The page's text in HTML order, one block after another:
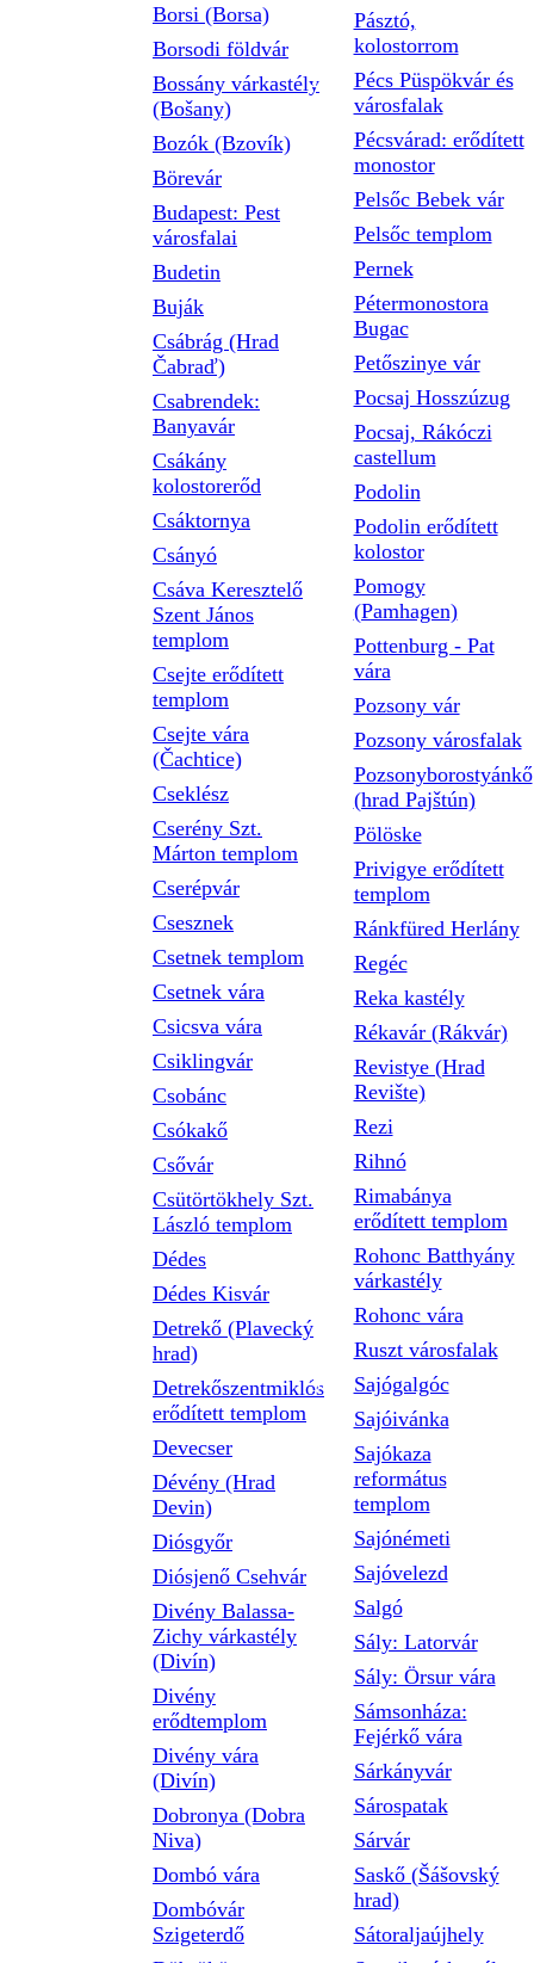
Borsi (Borsa)
Borsodi földvár
Bossány várkastély
(Bošany)
Bozók (Bzovík)
Börevár
Budapest: Pest
városfalai
Budetin
Buják
Csábrág (Hrad
Čabraď)
Csabrendek:
Banyavár
Csákány
kolostorerőd
Csáktornya
Csányó
Csáva Keresztelő
Szent János
templom
Csejte erődített
templom
Csejte vára
(Čachtice)
Cseklész
Cserény Szt.
Márton templom
Cserépvár
Csesznek
Csetnek templom
Csetnek vára
Csicsva vára
Csiklingvár
Csobánc
Csókakő
Csővár
Csütörtökhely Szt.
László templom
Dédes
Dédes Kisvár
Detrekő (Plavecký
hrad)
Detrekőszentmiklós
erődített templom
Devecser
Dévény (Hrad
Devin)
Diósgyőr
Diósjenő Csehvár
Divény Balassa-
Zichy várkastély
(Divín)
Divény
erődtemplom
Divény vára
(Divín)
Dobronya (Dobra
Niva)
Dombó vára
Dombóvár
Szigeterdő
Pásztó,
kolostorrom
Pécs Püspökvár és
városfalak
Pécsvárad: erődített
monostor
Pelsőc Bebek vár
Pelsőc templom
Pernek
Pétermonostora
Bugac
Petőszinye vár
Pocsaj Hosszúzug
Pocsaj, Rákóczi
castellum
Podolin
Podolin erődített
kolostor
Pomogy
(Pamhagen)
Pottenburg - Pat
vára
Pozsony vár
Pozsony városfalak
Pozsonyborostyánkő
(hrad Pajštún)
Pölöske
Privigye erődített
templom
Ránkfüred Herlány
Regéc
Reka kastély
Rékavár (Rákvár)
Revistye (Hrad
Revište)
Rezi
Rihnó
Rimabánya
erődített templom
Rohonc Batthyány
várkastély
Rohonc vára
Ruszt városfalak
Sajógalgóc
Sajóivánka
Sajókaza
református
templom
Sajónémeti
Sajóvelezd
Salgó
Sály: Latorvár
Sály: Örsur vára
Sámsonháza:
Fejérkő vára
Sárkányvár
Sárospatak
Sárvár
Saskő (Šášovský
hrad)
Sátoraljaújhely